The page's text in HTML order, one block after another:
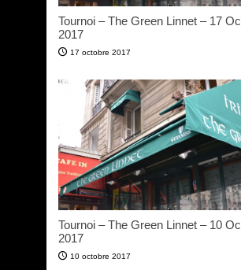
Tournoi – The Green Linnet – 17
2017
17 octobre 2017
Tournoi – The Green Linnet – 10
2017
10 octobre 2017